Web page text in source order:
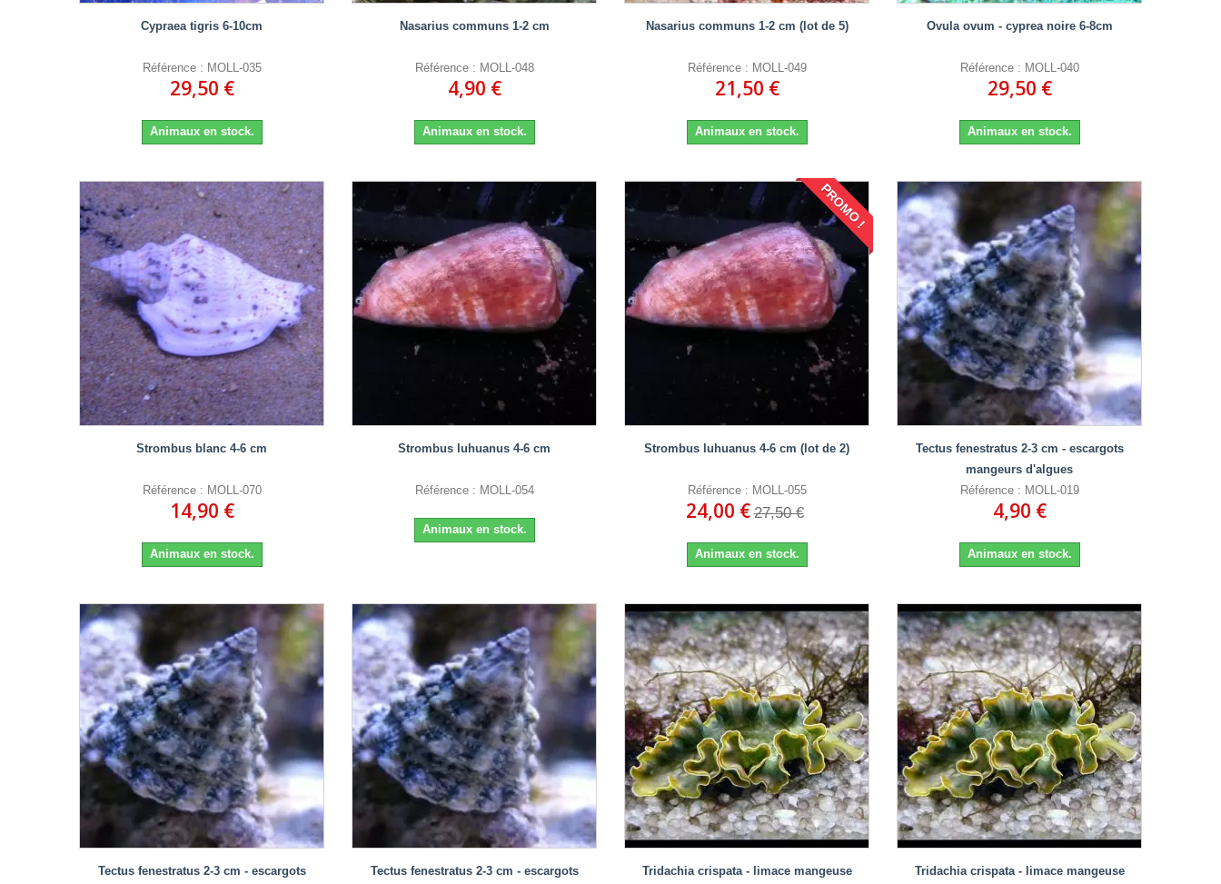
Cypraea tigris 6-10cm
Référence : MOLL-035
29,50 €
Animaux en stock.
Nasarius communs 1-2 cm
Référence : MOLL-048
4,90 €
Animaux en stock.
Nasarius communs 1-2 cm (lot de 5)
Référence : MOLL-049
21,50 €
Animaux en stock.
Ovula ovum - cyprea noire 6-8cm
Référence : MOLL-040
29,50 €
Animaux en stock.
Strombus blanc 4-6 cm
Référence : MOLL-070
14,90 €
Animaux en stock.
Strombus luhuanus 4-6 cm
Référence : MOLL-054
Animaux en stock.
PROMO !
Strombus luhuanus 4-6 cm (lot de 2)
Référence : MOLL-055
24,00 € 27,50 €
Animaux en stock.
Tectus fenestratus 2-3 cm - escargots
mangeurs d'algues
Référence : MOLL-019
4,90 €
Animaux en stock.
Tectus fenestratus 2-3 cm - escargots
Tectus fenestratus 2-3 cm - escargots
Tridachia crispata - limace mangeuse
Tridachia crispata - limace mangeuse